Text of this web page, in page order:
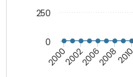
20002002200620082010
0
250